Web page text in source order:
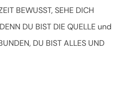
BEWUSST, SEHE DICH
DU BIST DIE QUELLE und
DU BIST ALLES UND